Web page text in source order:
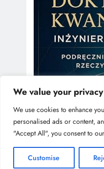
We value your privacy
We use cookies to enhance
personalised ads or content,
"Accept All", you consent to
Customise